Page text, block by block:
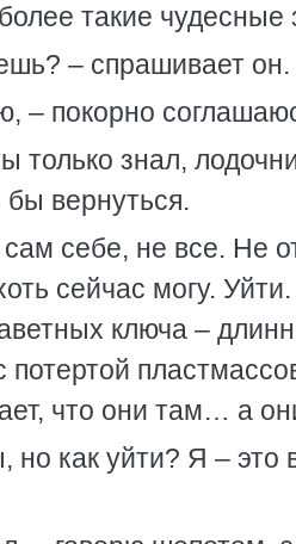
такие чудесные
– спрашивает он.
– покорно
только знал,
вернуться.
сам себе, не все. Не
сейчас могу.
ключа –
потертой
что они там… а
но как уйти? Я – это